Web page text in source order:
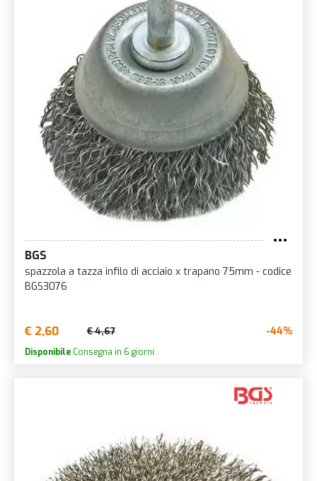
BGS
spazzola a tazza infilo di acciaio x trapano 75mm - codice
BGS3076
€ 2,60 € 4,67 -44%
Disponibile Consegna in 6 giorni.